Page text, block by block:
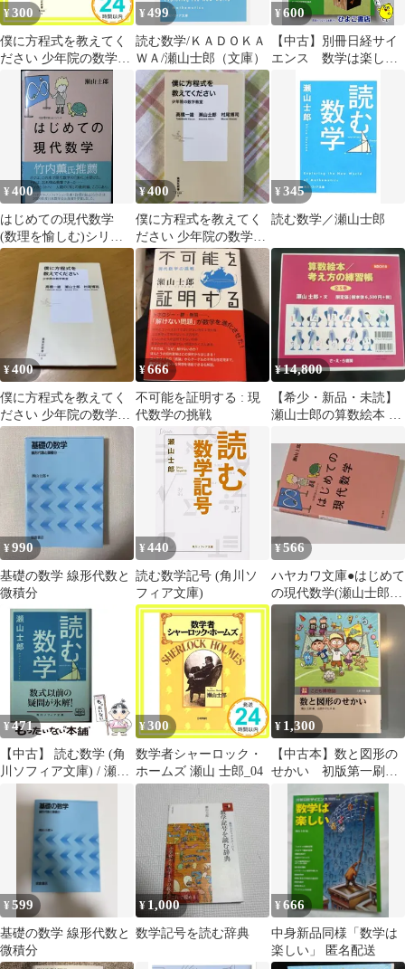
¥300
僕に方程式を教えてく
ださい 少年院の数学教
室 (集英社新書) 高橋 一
雄? 瀬山 士郎; 村尾 博
司_02
¥499
読む数学/ＫＡＤＯＫＡ
ＷＡ/瀬山士郎（文庫）
¥600
【中古】別冊日経サイ
エンス 数学は楽しい
サイエンス社
¥400
はじめての現代数学
(数理を愉しむ)シリー
ズ (ハヤカワ文庫 NF
346 〈数理を愉しむ〉
シリーズ) 瀬山 士郎
¥400
僕に方程式を教えてく
ださい 少年院の数学教
室
¥345
読む数学／瀬山士郎
¥400
僕に方程式を教えてく
ださい 少年院の数学教
室 s56
¥666
不可能を証明する : 現
代数学の挑戦
¥14,800
【希少・新品・未読】
瀬山士郎の算数絵本 考
入り
¥990
基礎の数学 線形代数と
微積分
¥440
読む数学記号 (角川ソ
フィア文庫)
¥566
ハヤカワ文庫●はじめて
の現代数学(瀬山士郎
著)'11早川書房
¥ 471
【中古】 読む数学 (角
川ソフィア文庫) / 瀬山
¥300
数学者シャーロック・
ホームズ 瀬山 士郎_04
¥ 1,300
【中古本】数と図形の
せかい 初版第一刷発
¥599
基礎の数学 線形代数と
微積分
¥ 1,000
数学記号を読む辞典
¥666
中身新品同様「数学は
楽しい」 匿名配送